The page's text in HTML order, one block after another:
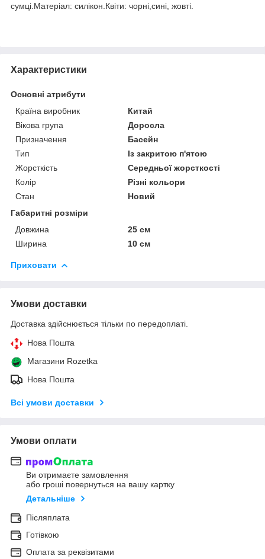
сумці.Матеріал: силікон.Квіти: чорні,сині, жовті.
Характеристики
Основні атрибути
Країна виробник
Китай
Вікова група
Доросла
Призначення
Басейн
Тип
Із закритою п'ятою
Жорсткість
Середньої жорсткості
Колір
Різні кольори
Стан
Новий
Габаритні розміри
Довжина
25 см
Ширина
10 см
Приховати
Умови доставки
Доставка здійснюється тільки по передоплаті.
Нова Пошта
Магазини Rozetka
Нова Пошта
Всі умови доставки
Умови оплати
Ви отримаєте замовлення
або гроші повернуться на вашу картку
Детальніше
Післяплата
Готівкою
Оплата за реквізитами